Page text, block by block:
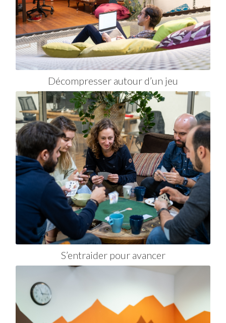
Décompresser autour d’un jeu
S’entraider pour avancer